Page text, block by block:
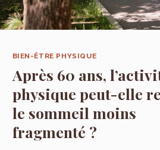
BIEN-ÊTRE PHYSIQUE
Après 60 ans,
physique peut-elle
le sommeil moins
fragmenté ?